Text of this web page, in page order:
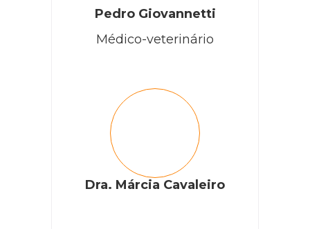
Pedro Giovannetti
Médico-veterinário
Dra. Márcia Cavaleiro